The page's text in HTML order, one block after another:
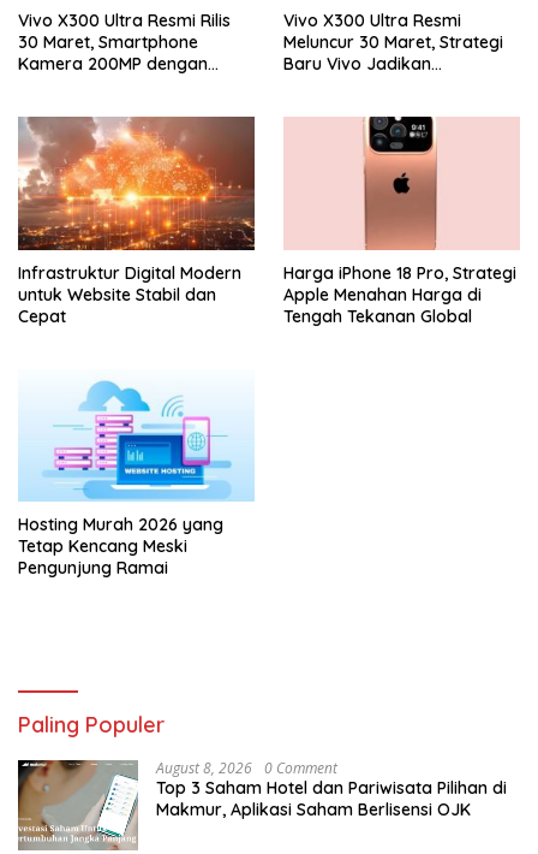
Vivo X300 Ultra Resmi Rilis
30 Maret, Smartphone
Kamera 200MP dengan
Vivo X300 Ultra Resmi
Meluncur 30 Maret, Strategi
Baru Vivo Jadikan
Infrastruktur Digital Modern
untuk Website Stabil dan
Cepat
Harga iPhone 18 Pro, Strategi
Apple Menahan Harga di
Tengah Tekanan Global
Hosting Murah 2026 yang
Tetap Kencang Meski
Pengunjung Ramai
Paling Populer
August 8, 2026 0 Comment
Top 3 Saham Hotel dan Pariwisata Pilihan di
Makmur, Aplikasi Saham Berlisensi OJK